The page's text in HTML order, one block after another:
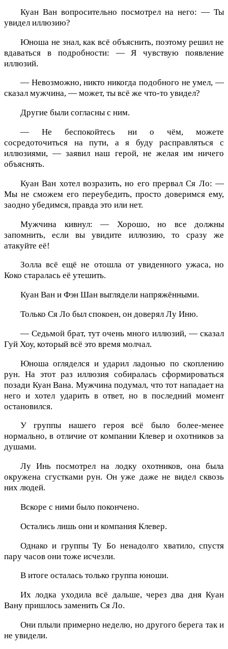
Куан Ван вопросительно посмотрел на него: — Ты
увидел иллюзию?
Юноша не знал, как всё объяснить, поэтому решил не
вдаваться в подробности: — Я чувствую появление
иллюзий.
— Невозможно, никто никогда подобного не умел, —
сказал мужчина, — может, ты всё же что-то увидел?
Другие были согласны с ним.
— Не беспокойтесь ни о чём, можете
сосредоточиться на пути, а я буду расправляться с
иллюзиями, — заявил наш герой, не желая им ничего
объяснять.
Куан Ван хотел возразить, но его прервал Ся Ло: —
Мы не сможем его переубедить, просто доверимся ему,
заодно убедимся, правда это или нет.
Мужчина кивнул: — Хорошо, но все должны
запомнить, если вы увидите иллюзию, то сразу же
атакуйте её!
Золла всё ещё не отошла от увиденного ужаса, но
Коко старалась её утешить.
Куан Ван и Фэн Шан выглядели напряжёнными.
Только Ся Ло был спокоен, он доверял Лу Иню.
— Седьмой брат, тут очень много иллюзий, — сказал
Гуй Хоу, который всё это время молчал.
Юноша огляделся и ударил ладонью по скоплению
рун. На этот раз иллюзия собиралась сформироваться
позади Куан Вана. Мужчина подумал, что тот нападает на
него и хотел ударить в ответ, но в последний момент
остановился.
У группы нашего героя всё было более-менее
нормально, в отличие от компании Клевер и охотников за
душами.
Лу Инь посмотрел на лодку охотников, она была
окружена сгустками рун. Он уже даже не видел сквозь
них людей.
Вскоре с ними было покончено.
Остались лишь они и компания Клевер.
Однако и группы Ту Бо ненадолго хватило, спустя
пару часов они тоже исчезли.
В итоге осталась только группа юноши.
Их лодка уходила всё дальше, через два дня Куан
Вану пришлось заменить Ся Ло.
Они плыли примерно неделю, но другого берега так и
не увидели.